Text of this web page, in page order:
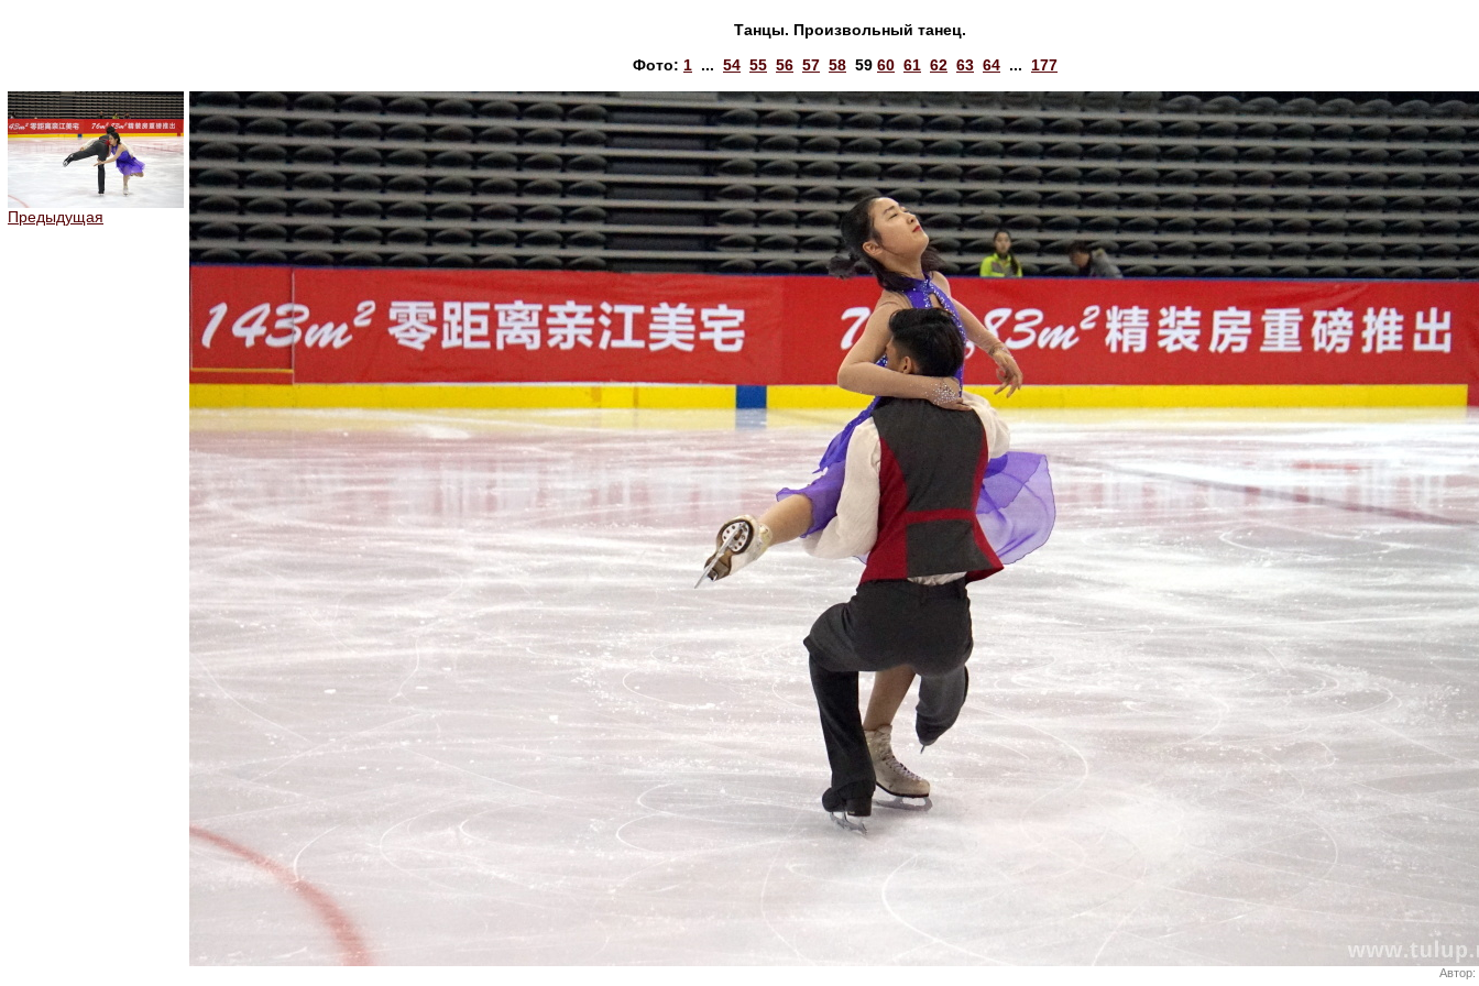
Танцы. Произвольный танец.
Фото: 1 ... 54 55 56 57 58 59 60 61 62 63 64 ... 177
Предыдущая
Автор: